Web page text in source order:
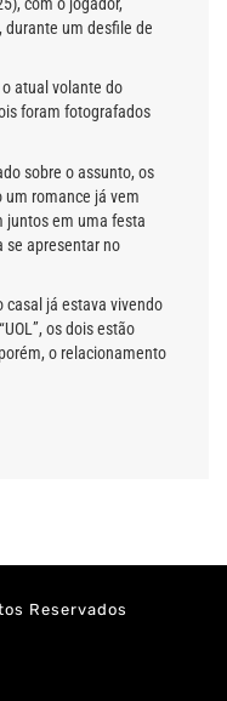
durante um desfile de
o atual volante do
foram fotografados
sobre o assunto, os
um romance já vem
juntos em uma festa
se apresentar no
casal já estava vivendo
os dois estão
o relacionamento
Reservados